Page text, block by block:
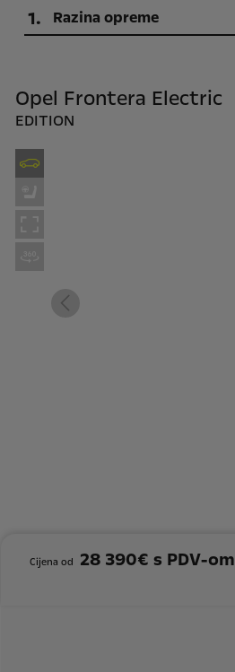
1. Razina opreme
Opel Frontera Electric
EDITION
Cijena od 28 390€ s PDV-om